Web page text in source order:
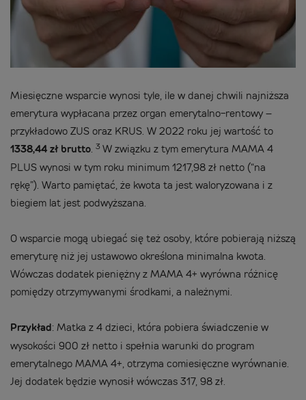
Miesięczne wsparcie wynosi tyle, ile w danej chwili najniższa
emerytura wypłacana przez organ emerytalno-rentowy –
przykładowo ZUS oraz KRUS. W 2022 roku jej wartość to
1338,44 zł brutto. 3 W związku z tym emerytura MAMA 4
PLUS wynosi w tym roku minimum 1217,98 zł netto (“na
rękę”). Warto pamiętać, że kwota ta jest waloryzowana i z
biegiem lat jest podwyższana.
O wsparcie mogą ubiegać się też osoby, które pobierają niższą
emeryturę niż jej ustawowo określona minimalna kwota.
Wówczas dodatek pieniężny z MAMA 4+ wyrówna różnicę
pomiędzy otrzymywanymi środkami, a należnymi.
Przykład: Matka z 4 dzieci, która pobiera świadczenie w
wysokości 900 zł netto i spełnia warunki do program
emerytalnego MAMA 4+, otrzyma comiesięczne wyrównanie.
Jej dodatek będzie wynosił wówczas 317, 98 zł.